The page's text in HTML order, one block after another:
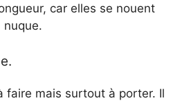
car elles se nouent
nuque.
faire mais surtout à porter. Il